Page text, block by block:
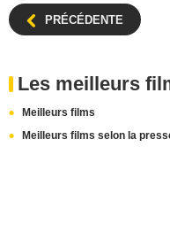
PRÉCÉDENTE
Les meilleurs
Meilleurs films
Meilleurs films selon la